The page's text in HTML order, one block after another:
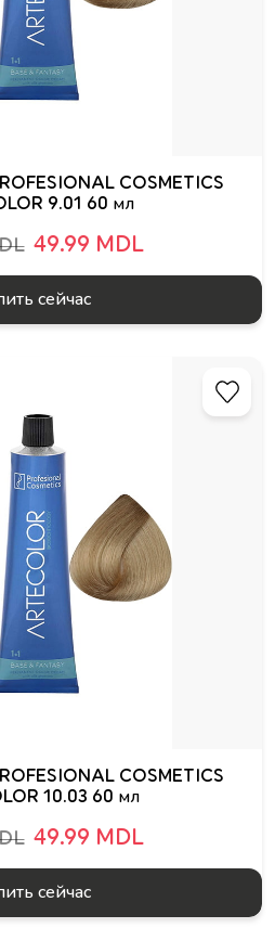
COSMETICS
9.01 60 мл
49.99 MDL
сейчас
COSMETICS
10.03 60 мл
49.99 MDL
сейчас